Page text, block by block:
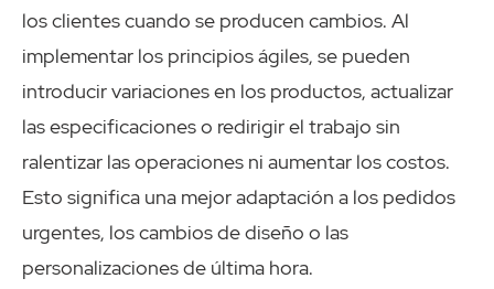
los clientes cuando se producen cambios. Al
implementar los principios ágiles, se pueden
introducir variaciones en los productos, actualizar
las especificaciones o redirigir el trabajo sin
ralentizar las operaciones ni aumentar los costos.
Esto significa una mejor adaptación a los pedidos
urgentes, los cambios de diseño o las
personalizaciones de última hora.